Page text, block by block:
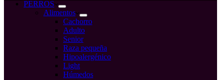
compraPERROS
Alimentos
Cachorro
Adulto
Senior
Raza pequeña
Hipoalergénico
Light
Húmedos